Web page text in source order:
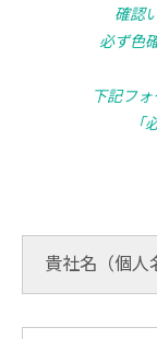
確認
必ず色
下記フ
貴社名（個人